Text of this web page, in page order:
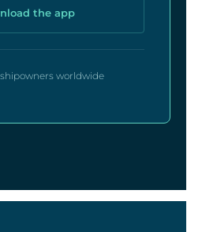
the app
shipowners worldwide